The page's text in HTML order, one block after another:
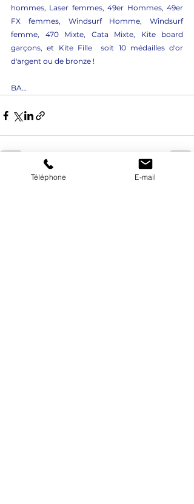
hommes, Laser femmes, 49er Hommes, 49er
FX femmes, Windsurf Homme, Windsurf
femme, 470 Mixte, Cata Mixte, Kite board
garçons, et Kite Fille  soit 10 médailles d'or
d'argent ou de bronze !
BA…
Posts récents
Téléphone E-mail